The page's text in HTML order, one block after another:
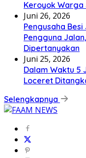
Keroyok
Juni 26, 2026
Pengusaha
Pengguna
Dipertanyakan
Juni 25, 2026
Dalam Waktu 5
Loceret
Selengkapnya